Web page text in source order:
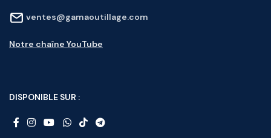
ventes@gamaoutillage.com
Notre chaîne YouTube
DISPONIBLE SUR :